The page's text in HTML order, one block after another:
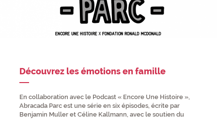
Découvrez les émotions en famille
En collaboration avec le Podcast « Encore Une Histoire »,
Abracada Parc est une série en six épisodes, écrite par
Benjamin Muller et Céline Kallmann, avec le soutien du